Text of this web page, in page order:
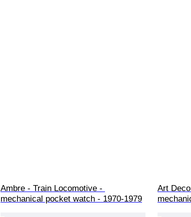
Ambre - Train Locomotive -
mechanical pocket watch - 1970-1979
Art